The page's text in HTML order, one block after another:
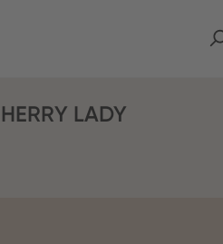
LADY